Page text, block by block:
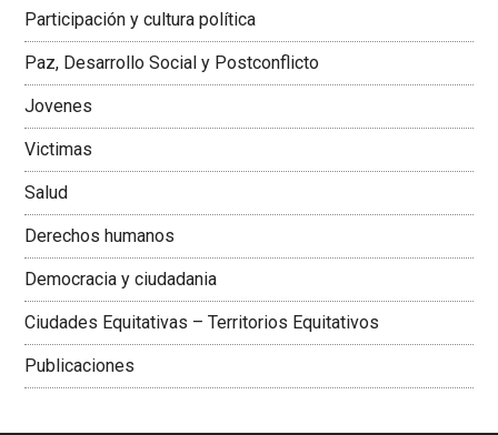
Colombiana
Participación y cultura política
Paz, Desarrollo Social y Postconflicto
Jovenes
Victimas
Salud
Derechos humanos
Democracia y ciudadania
Ciudades Equitativas – Territorios Equitativos
Publicaciones